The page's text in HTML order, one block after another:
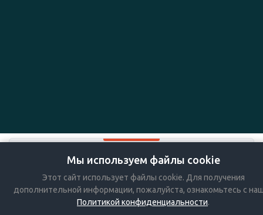
+7-383-36-36-757
Мы в социальных сетях:
Мы используем файлы cookie
Этот сайт использует файлы cookie. Для получения
дополнительной информации, пожалуйста, ознакомьтесь с
Политикой конфиденциальности.